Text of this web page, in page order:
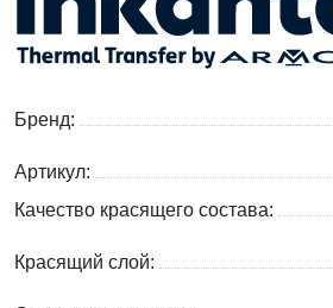
Бренд:
Артикул:
Качество красящего состава:
Красящий слой: